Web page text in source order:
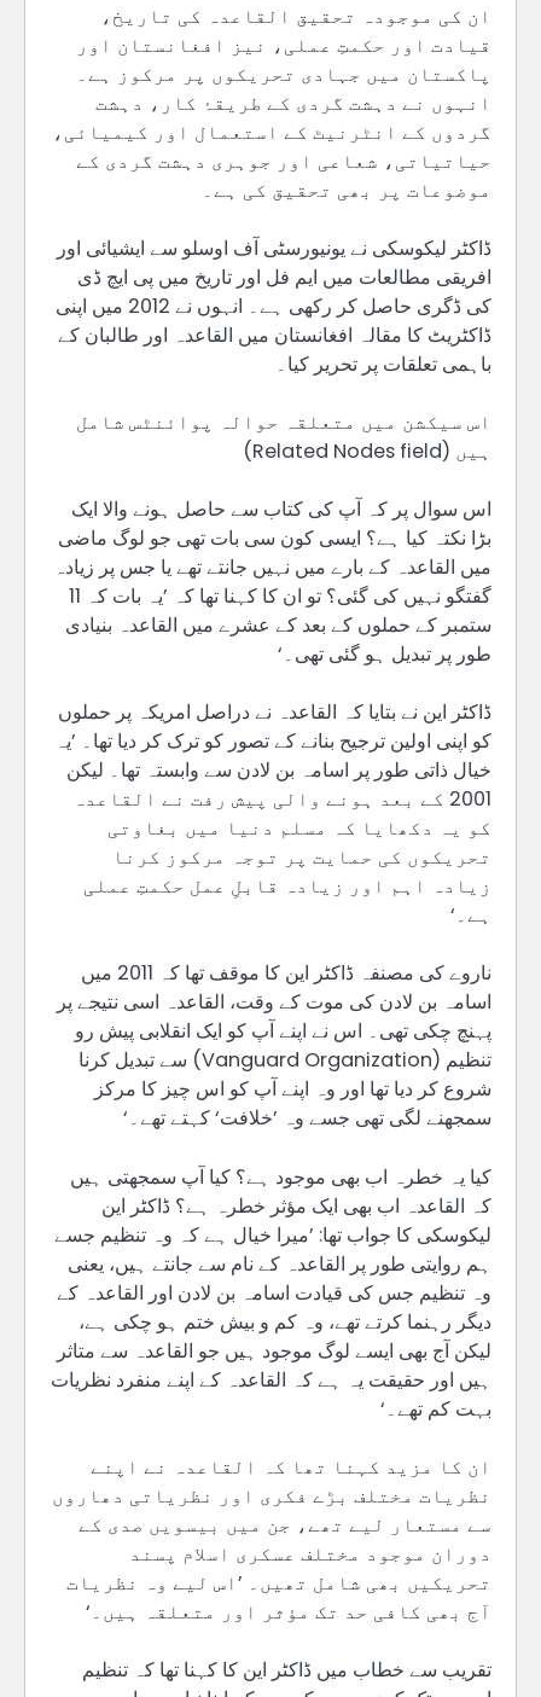
ان کی موجودہ تحقیق القاعدہ کی تاریخ،
قیادت اور حکمتِ عملی، نیز افغانستان اور
پاکستان میں جہادی تحریکوں پر مرکوز ہے۔
انہوں نے دہشت گردی کے طریقۂ کار، دہشت
گردوں کے انٹرنیٹ کے استعمال اور کیمیائی،
حیاتیاتی، شعاعی اور جوہری دہشت گردی کے
موضوعات پر بھی تحقیق کی ہے۔
ڈاکٹر لیکوسکی نے یونیورسٹی آف اوسلو سے ایشیائی اور
افریقی مطالعات میں ایم فل اور تاریخ میں پی ایچ ڈی
کی ڈگری حاصل کر رکھی ہے۔ انہوں نے 2012 میں اپنی
ڈاکٹریٹ کا مقالہ افغانستان میں القاعدہ اور طالبان کے
باہمی تعلقات پر تحریر کیا۔
اس سیکشن میں متعلقہ حوالہ پوائنٹس شامل
ہیں (Related Nodes field)
اس سوال پر کہ آپ کی کتاب سے حاصل ہونے والا ایک
بڑا نکتہ کیا ہے؟ ایسی کون سی بات تھی جو لوگ ماضی
میں القاعدہ کے بارے میں نہیں جانتے تھے یا جس پر زیادہ
گفتگو نہیں کی گئی؟ تو ان کا کہنا تھا کہ ’یہ بات کہ 11
ستمبر کے حملوں کے بعد کے عشرے میں القاعدہ بنیادی
طور پر تبدیل ہو گئی تھی۔‘
ڈاکٹر این نے بتایا کہ القاعدہ نے دراصل امریکہ پر حملوں
کو اپنی اولین ترجیح بنانے کے تصور کو ترک کر دیا تھا۔ ’یہ
خیال ذاتی طور پر اسامہ بن لادن سے وابستہ تھا۔ لیکن
2001 کے بعد ہونے والی پیش رفت نے القاعدہ
کو یہ دکھایا کہ مسلم دنیا میں بغاوتی
تحریکوں کی حمایت پر توجہ مرکوز کرنا
زیادہ اہم اور زیادہ قابلِ عمل حکمتِ عملی
ہے۔‘
ناروے کی مصنفہ ڈاکٹر این کا موقف تھا کہ 2011 میں
اسامہ بن لادن کی موت کے وقت، القاعدہ اسی نتیجے پر
پہنچ چکی تھی۔ اس نے اپنے آپ کو ایک انقلابی پیش رو
تنظیم (Vanguard Organization) سے تبدیل کرنا
شروع کر دیا تھا اور وہ اپنے آپ کو اس چیز کا مرکز
سمجھنے لگی تھی جسے وہ ’خلافت‘ کہتے تھے۔‘
کیا یہ خطرہ اب بھی موجود ہے؟ کیا آپ سمجھتی ہیں
کہ القاعدہ اب بھی ایک مؤثر خطرہ ہے؟ ڈاکٹر این
لیکوسکی کا جواب تھا: ’میرا خیال ہے کہ وہ تنظیم جسے
ہم روایتی طور پر القاعدہ کے نام سے جانتے ہیں، یعنی
وہ تنظیم جس کی قیادت اسامہ بن لادن اور القاعدہ کے
دیگر رہنما کرتے تھے، وہ کم و بیش ختم ہو چکی ہے،
لیکن آج بھی ایسے لوگ موجود ہیں جو القاعدہ سے متاثر
ہیں اور حقیقت یہ ہے کہ القاعدہ کے اپنے منفرد نظریات
بہت کم تھے۔‘
ان کا مزید کہنا تھا کہ القاعدہ نے اپنے
نظریات مختلف بڑے فکری اور نظریاتی دھاروں
سے مستعار لیے تھے، جن میں بیسویں صدی کے
دوران موجود مختلف عسکری اسلام پسند
تحریکیں بھی شامل تھیں۔ ’اس لیے وہ نظریات
آج بھی کافی حد تک مؤثر اور متعلقہ ہیں۔‘
تقریب سے خطاب میں ڈاکٹر این کا کہنا تھا کہ تنظیم